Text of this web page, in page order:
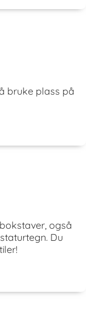
bruke plass på
også
Du